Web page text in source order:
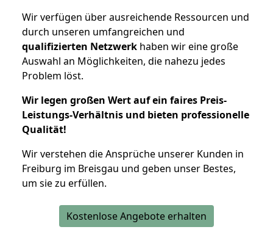
Wir verfügen über ausreichende Ressourcen und
durch unseren umfangreichen und
qualifizierten Netzwerk haben wir eine große
Auswahl an Möglichkeiten, die nahezu jedes
Problem löst.
Wir legen großen Wert auf ein faires Preis-
Leistungs-Verhältnis und bieten professionelle
Qualität!
Wir verstehen die Ansprüche unserer Kunden in
Freiburg im Breisgau und geben unser Bestes,
um sie zu erfüllen.
Kostenlose Angebote erhalten